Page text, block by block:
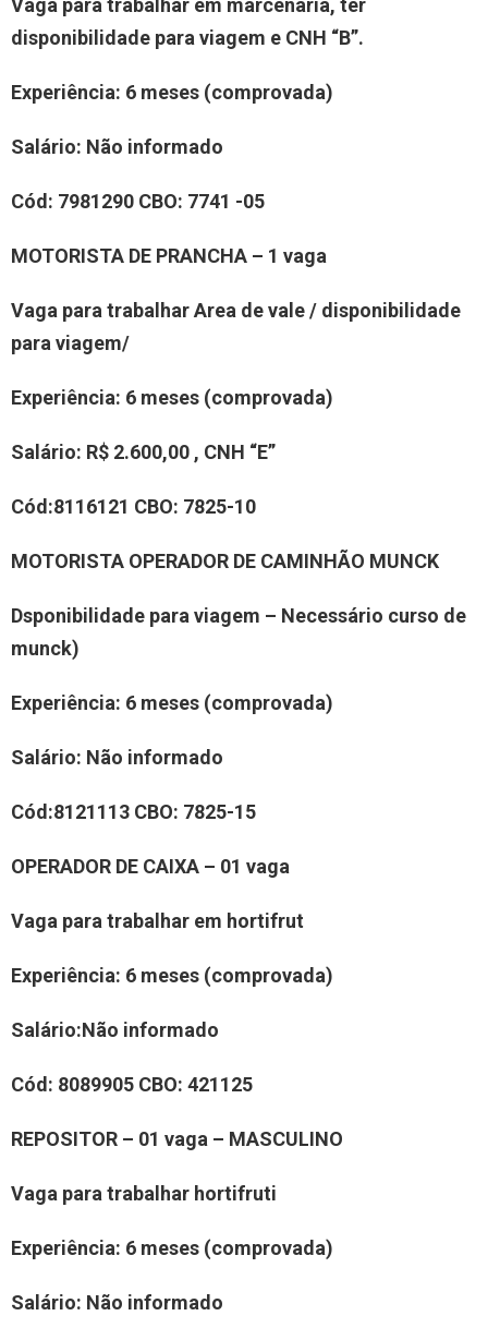
Vaga para trabalhar em marcenaria, ter
disponibilidade para viagem e CNH “B”.
Experiência: 6 meses (comprovada)
Salário: Não informado
Cód: 7981290 CBO: 7741 -05
MOTORISTA DE PRANCHA – 1 vaga
Vaga para trabalharArea de vale / disponibilidade
para viagem/
Experiência: 6 meses (comprovada)
Salário: R$ 2.600,00 , CNH “E”
Cód:8116121 CBO: 7825-10
MOTORISTA OPERADOR DE CAMINHÃO MUNCK
Dsponibilidade para viagem – Necessário curso de
munck)
Experiência: 6 meses (comprovada)
Salário: Não informado
Cód:8121113 CBO: 7825-15
OPERADOR DE CAIXA – 01 vaga
Vaga para trabalhar em hortifrut
Experiência: 6 meses (comprovada)
Salário:Não informado
Cód: 8089905 CBO: 421125
REPOSITOR – 01 vaga – MASCULINO
Vaga para trabalhar hortifruti
Experiência: 6 meses (comprovada)
Salário: Não informado